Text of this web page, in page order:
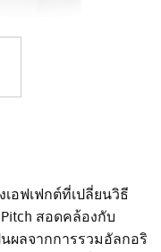
อฟเฟกต์ที่เปลี่ยนวิธี
สอดคล้องกับ
ผลจากการรวมอัลกอริ